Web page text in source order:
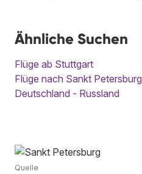
Ähnliche Suchen
Flüge ab Stuttgart
Flüge nach Sankt Petersburg
Deutschland - Russland
Quelle